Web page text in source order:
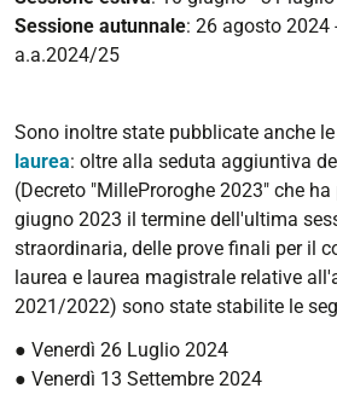
Sessione autunnale: 26 agosto 2024
a.a.2024/25
Sono inoltre state pubblicate anche le
laurea: oltre alla seduta aggiuntiva
(Decreto "MilleProroghe 2023" che
giugno 2023 il termine dell'ultima
straordinaria, delle prove finali per il
laurea e laurea magistrale relative
2021/2022) sono state stabilite le
● Venerdì 26 Luglio 2024
● Venerdì 13 Settembre 2024